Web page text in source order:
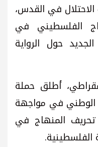
في القدس،
الفلسطيني في
حول الرواية
أطلق حملة
الوطني في مواجهة
تحريف المنهاج في
الفلسطينية.